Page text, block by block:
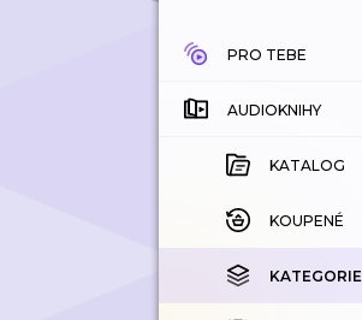
PRO TEBE
AUDIOKNIHY
KATALOG
KOUPENÉ
KATEGORIE